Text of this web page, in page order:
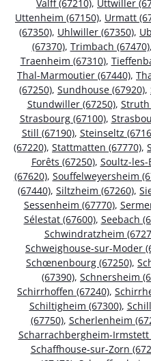
Valff (67210), Uttwiller
Uttenheim (67150), Urmatt
(67350), Uhlwiller (67350),
(67370), Trimbach (67470),
Traenheim (67310),
Thal-Marmoutier (67440),
(67250), Sundhouse (67920),
Stundwiller (67250), Struth
Strasbourg (67100),
Still (67190), Steinseltz
(67220), Stattmatten (67770),
Forêts (67250), Soultz-les-
(67620), Souffelweyersheim
(67440), Siltzheim (67260),
Sessenheim (67770),
Sélestat (67600), Seebach
Schwindratzheim
Schweighouse-sur-Moder
Schœnenbourg (67250),
(67390), Schnersheim
Schirrhoffen (67240),
Schiltigheim (67300),
(67750), Scherlenheim
Scharrachbergheim-Irmstett
Schaffhouse-sur-Zorn